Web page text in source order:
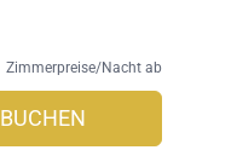
Zimmerpreise/Nacht ab
BUCHEN